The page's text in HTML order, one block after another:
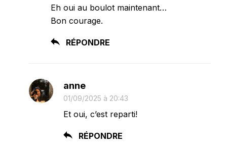
Eh oui au boulot maintenant…
Bon courage.
RÉPONDRE
anne
01/09/2025 à 20:43
Et oui, c’est reparti!
RÉPONDRE